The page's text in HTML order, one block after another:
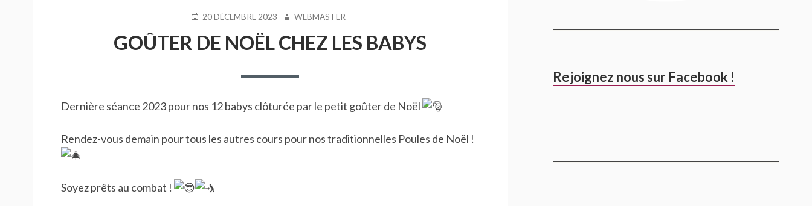
PUBLIÉ
20 DÉCEMBRE 2023 AUTEUR
WEBMASTER
GOÛTER DE NOËL CHEZ LES BABYS
Dernière séance 2023 pour nos 12 babys clôturée par le petit goûter de Noël
Rendez-vous demain pour tous les autres cours pour nos traditionnelles Poules de Noël !
Soyez prêts au combat !
Rejoignez nous sur Facebook !